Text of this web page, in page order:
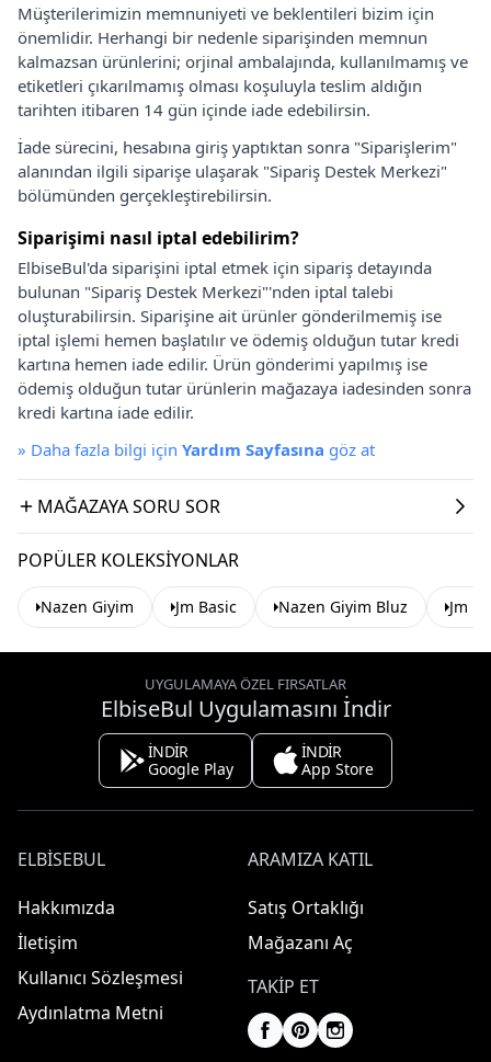
Müşterilerimizin memnuniyeti ve beklentileri bizim için
önemlidir. Herhangi bir nedenle siparişinden memnun
kalmazsan ürünlerini; orjinal ambalajında, kullanılmamış ve
etiketleri çıkarılmamış olması koşuluyla teslim aldığın
tarihten itibaren 14 gün içinde iade edebilirsin.
İade sürecini, hesabına giriş yaptıktan sonra "Siparişlerim"
alanından ilgili siparişe ulaşarak "Sipariş Destek Merkezi"
bölümünden gerçekleştirebilirsin.
Siparişimi nasıl iptal edebilirim?
ElbiseBul'da siparişini iptal etmek için sipariş detayında
bulunan "Sipariş Destek Merkezi"'nden iptal talebi
oluşturabilirsin. Siparişine ait ürünler gönderilmemiş ise
iptal işlemi hemen başlatılır ve ödemiş olduğun tutar kredi
kartına hemen iade edilir. Ürün gönderimi yapılmış ise
ödemiş olduğun tutar ürünlerin mağazaya iadesinden sonra
kredi kartına iade edilir.
» Daha fazla bilgi için Yardım Sayfasına göz at
MAĞAZAYA SORU SOR
POPÜLER KOLEKSIYONLAR
Nazen Giyim Jm Basic Nazen Giyim Bluz Jm
UYGULAMAYA ÖZEL FIRSATLAR
ElbiseBul Uygulamasını İndir
İNDİR
Google Play
İNDİR
App Store
ELBISEBUL
Hakkımızda
İletişim
Kullanıcı Sözleşmesi
Aydınlatma Metni
ARAMIZA KATIL
Satış Ortaklığı
Mağazanı Aç
TAKIP ET